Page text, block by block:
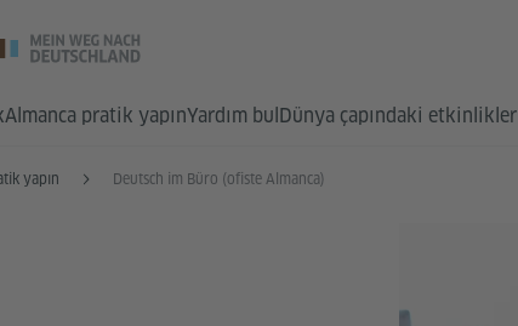
Almanca pratik yapınYardım bul Dünya çapındaki etkinlikler
yapın Deutsch im Büro (ofiste Almanca)